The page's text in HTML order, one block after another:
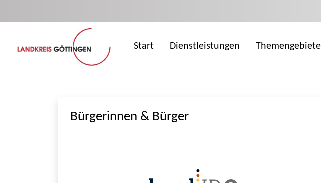
Start Dienstleistungen Themengebiete
Bürgerinnen & Bürger